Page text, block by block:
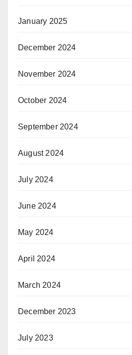
January 2025
December 2024
November 2024
October 2024
September 2024
August 2024
July 2024
June 2024
May 2024
April 2024
March 2024
December 2023
July 2023